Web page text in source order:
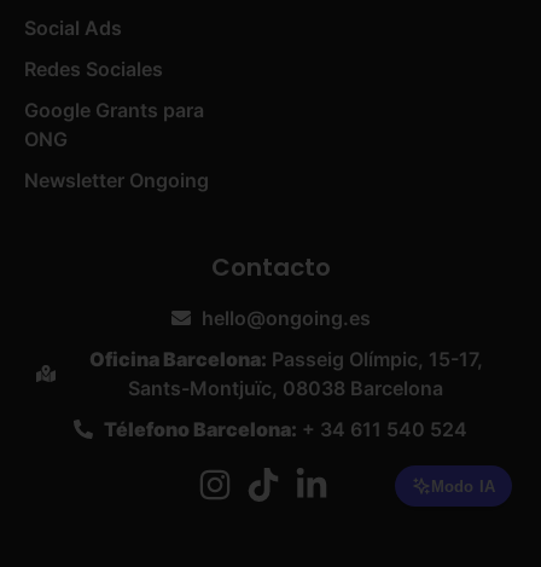
Social Ads
Redes Sociales
Google Grants para
ONG
Newsletter Ongoing
Contacto
hello@ongoing.es
Oficina Barcelona: Passeig Olímpic, 15-17,
Sants-Montjuïc, 08038 Barcelona
Télefono Barcelona: + 34 611 540 524